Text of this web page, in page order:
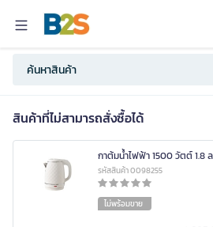
สินค้าที่ไม่สามารถสั่งซื้อได้
กาต้มน้ำไฟฟ้า 1500 วัตต์ 1.8
รหัสสินค้า 0098255
ไม่พร้อมขาย